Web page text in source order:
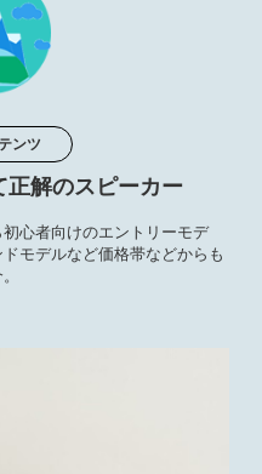
ンツ
解のスピーカー
心者向けのエントリーモデ
モデルなど価格帯などからも